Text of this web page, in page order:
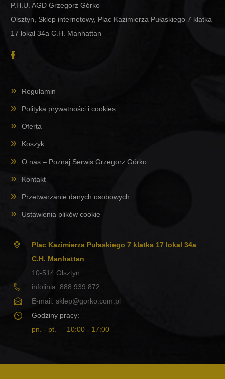
P.H.U. AGD Grzegorz Górko
Olsztyn, Sklep internetowy, Plac Kazimierza Pułaskiego 7 klatka
17 lokal 34a C.H. Manhattan
Regulamin
Polityka prywatności i cookies
Oferta
Koszyk
O nas – Poznaj Serwis Grzegorz Górko
Kontakt
Przetwarzanie danych osobowych
Ustawienia plików cookie
Plac Kazimierza Pułaskiego 7 klatka 17 lokal 34a
C.H. Manhattan
10-514 Olsztyn
infolinia: 888 939 872
E-mail: sklep@gorko.com.pl
Godziny pracy:
pn. - pt.
10:00 - 17:00